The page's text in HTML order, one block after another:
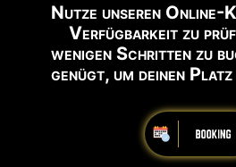
Nutze unseren Online-
Verfügbarkeit zu
wenigen Schritten zu
genügt, um deinen